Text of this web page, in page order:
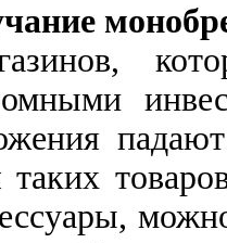
таких